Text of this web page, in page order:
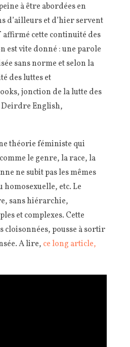
à être abordées en
d’ailleurs et d’hier servent
cette continuité des
est vite donné : une parole
sans norme et selon la
des luttes et
jonction de la lutte des
Deirdre English,
théorie féministe qui
le genre, la race, la
ne subit pas les mêmes
homosexuelle, etc. Le
sans hiérarchie,
et complexes. Cette
cloisonnées, pousse à sortir
A lire, ce long article,